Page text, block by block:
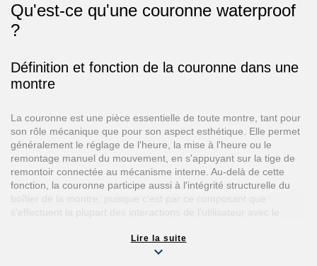
Qu'est-ce qu'une couronne waterproof
?
Définition et fonction de la couronne dans une
montre
La couronne est une pièce essentielle de toute montre, tant pour
son rôle mécanique que pour son aspect esthétique. Elle permet
généralement le réglage de l'heure, la mise à l'heure ou le
remontage manuel du mouvement, en s'appuyant sur la tige de
remontoir connectée au mécanisme interne. Au-delà de cette
fonction, la couronne participe aussi à l'intégrité structurelle du
Dans le secteur de l'horlogerie, la couronne se décline en
Lire la suite